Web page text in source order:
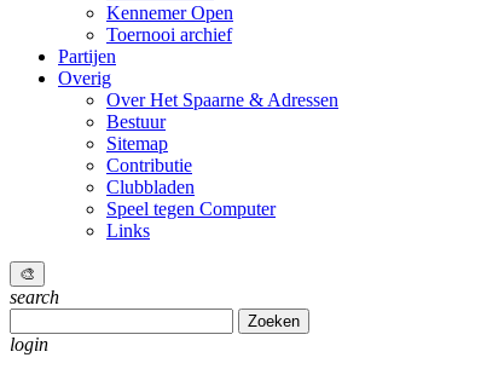
Kennemer Open
Toernooi archief
Partijen
Overig
Over Het Spaarne & Adressen
Bestuur
Sitemap
Contributie
Clubbladen
Speel tegen Computer
Links
🎨
search
naar:
login